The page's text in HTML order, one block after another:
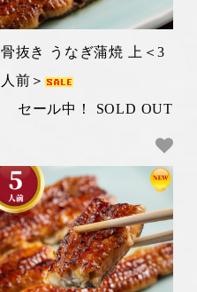
骨抜き うなぎ蒲焼 上＜3
人前＞
セール中！ SOLD OUT